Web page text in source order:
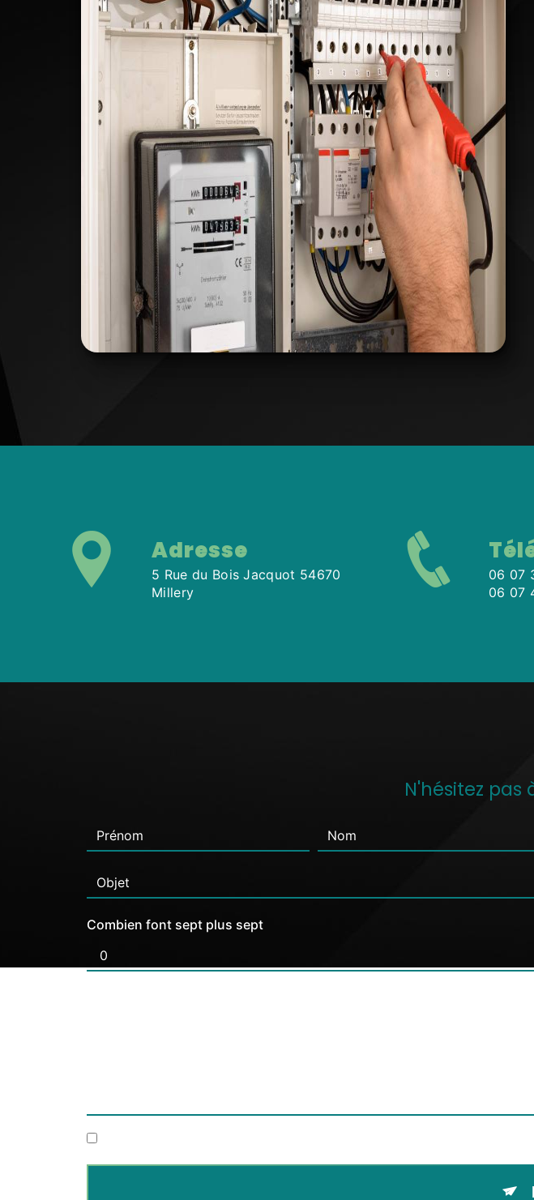
Adresse
5 Rue du Bois Jacquot 54670
Millery
06 07
06 07
N'hésitez
Combien font sept plus sept